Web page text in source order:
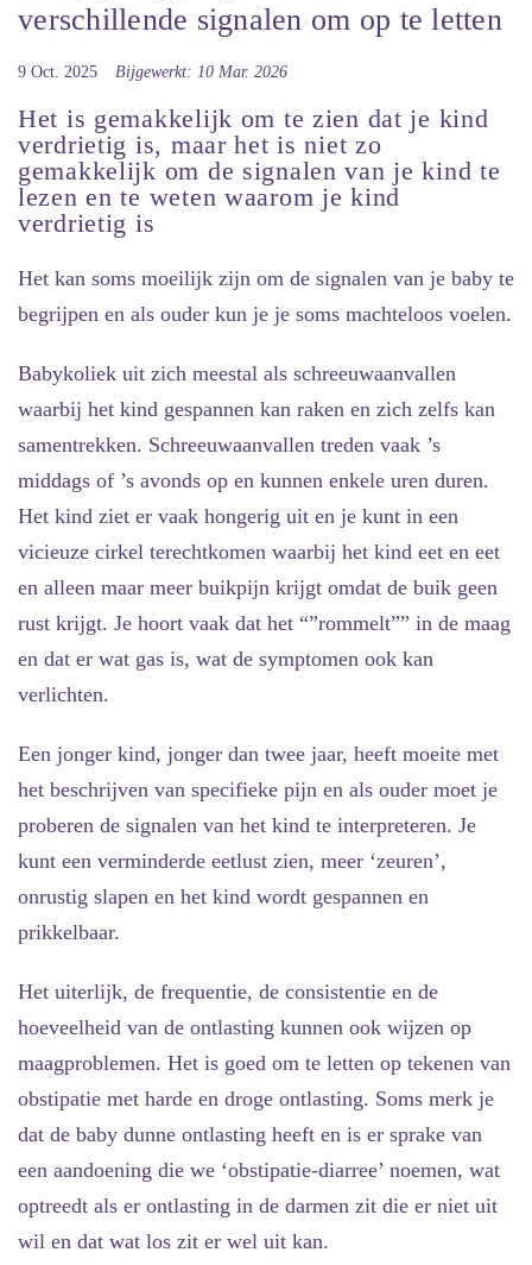
verschillende signalen om op te letten
9 Oct. 2025 Bijgewerkt: 10 Mar. 2026
Het is gemakkelijk om te zien dat je kind
verdrietig is, maar het is niet zo
gemakkelijk om de signalen van je kind te
lezen en te weten waarom je kind
verdrietig is
Het kan soms moeilijk zijn om de signalen van je baby te
begrijpen en als ouder kun je je soms machteloos voelen.
Babykoliek uit zich meestal als schreeuwaanvallen
waarbij het kind gespannen kan raken en zich zelfs kan
samentrekken. Schreeuwaanvallen treden vaak ’s
middags of ’s avonds op en kunnen enkele uren duren.
Het kind ziet er vaak hongerig uit en je kunt in een
vicieuze cirkel terechtkomen waarbij het kind eet en eet
en alleen maar meer buikpijn krijgt omdat de buik geen
rust krijgt. Je hoort vaak dat het “”rommelt”” in de maag
en dat er wat gas is, wat de symptomen ook kan
verlichten.
Een jonger kind, jonger dan twee jaar, heeft moeite met
het beschrijven van specifieke pijn en als ouder moet je
proberen de signalen van het kind te interpreteren. Je
kunt een verminderde eetlust zien, meer ‘zeuren’,
onrustig slapen en het kind wordt gespannen en
prikkelbaar.
Het uiterlijk, de frequentie, de consistentie en de
hoeveelheid van de ontlasting kunnen ook wijzen op
maagproblemen. Het is goed om te letten op tekenen van
obstipatie met harde en droge ontlasting. Soms merk je
dat de baby dunne ontlasting heeft en is er sprake van
een aandoening die we ‘obstipatie-diarree’ noemen, wat
optreedt als er ontlasting in de darmen zit die er niet uit
wil en dat wat los zit er wel uit kan.